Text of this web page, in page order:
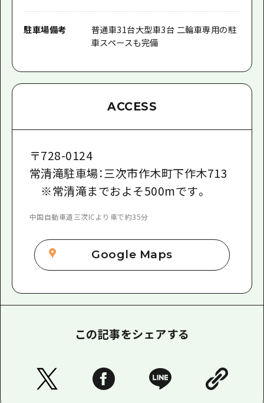
駐車場備考
普通車31台大型車3台 二輪車専用の駐
車スペースも完備
ACCESS
〒728-0124
常清滝駐車場：三次市作木町下作木713
※常清滝までおよそ500mです。
中国自動車道三次ICより車で約35分
Google Maps
この記事をシェアする